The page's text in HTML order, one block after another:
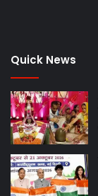
Quick News